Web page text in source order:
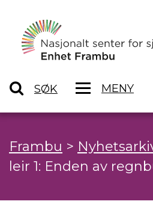
SØK MENY
Frambu >
leir 1: Enden av